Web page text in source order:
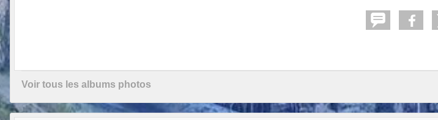
Voir tous les albums photos